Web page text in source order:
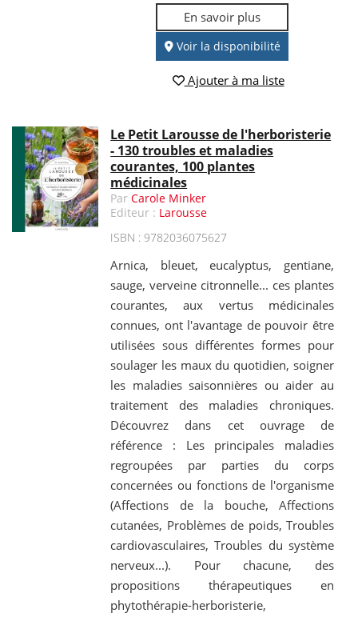
En savoir plus
Voir la disponibilité
Ajouter à ma liste
Le Petit Larousse de l'herboristerie
- 130 troubles et maladies
courantes, 100 plantes
médicinales
ParCarole Minker
Editeur : Larousse
ISBN : 9782036075627
Arnica, bleuet, eucalyptus, gentiane,
sauge, verveine citronnelle... ces plantes
courantes, aux vertus médicinales
connues, ont l'avantage de pouvoir être
utilisées sous différentes formes pour
soulager les maux du quotidien, soigner
les maladies saisonnières ou aider au
traitement des maladies chroniques.
Découvrez dans cet ouvrage de
référence : Les principales maladies
regroupées par parties du corps
concernées ou fonctions de l'organisme
(Affections de la bouche, Affections
cutanées, Problèmes de poids, Troubles
cardiovasculaires, Troubles du système
nerveux...). Pour chacune, des
propositions thérapeutiques en
phytothérapie-herboristerie,